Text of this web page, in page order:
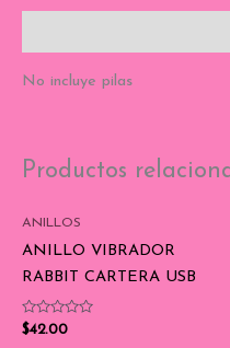
No incluye pilas
Productos
ANILLOS
ANILLO VIBRADOR
RABBIT CARTERA USB
Valorado
con
$42.00